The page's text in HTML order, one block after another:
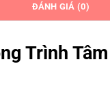
ĐÁNH GIÁ (0)
Trình